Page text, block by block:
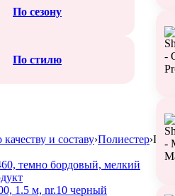
По сезону
По стилю
и составу›Полиестер›